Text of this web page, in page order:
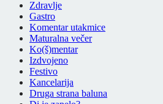
Zdravlje
Gastro
Komentar utakmice
Maturalna večer
Ko(š)mentar
Izdvojeno
Festivo
Kancelarija
Druga strana baluna